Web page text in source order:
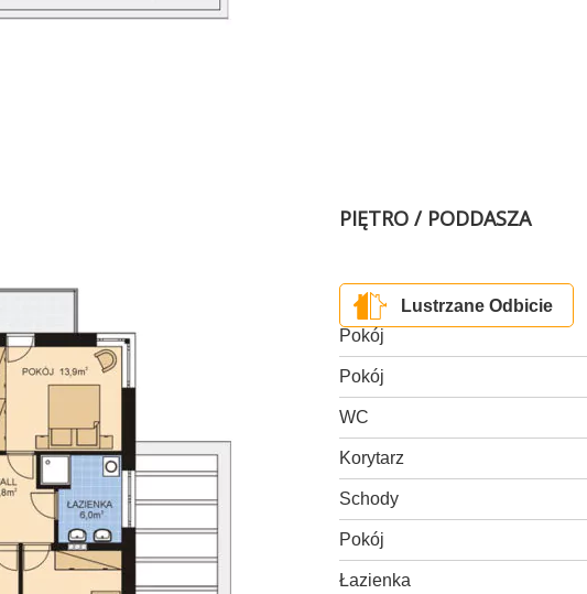
PIĘTRO / PODDASZA
Lustrzane Odbicie
Pokój
Pokój
WC
Korytarz
Schody
Pokój
Łazienka